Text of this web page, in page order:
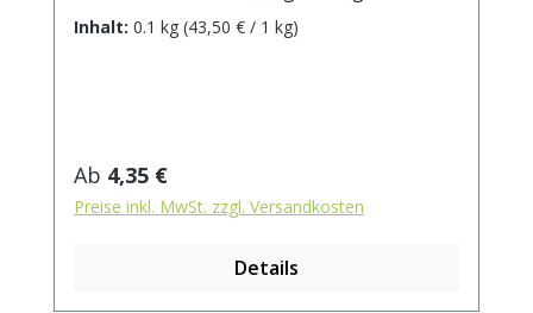
l. kochendem Wasser aufgiessen. Ziehzeit:
Inhalt: 0.1 kg (43,50 € / 1 kg)
Regulärer Preis:
Ab 4,35 €
Preise inkl. MwSt. zzgl. Versandkosten
Details